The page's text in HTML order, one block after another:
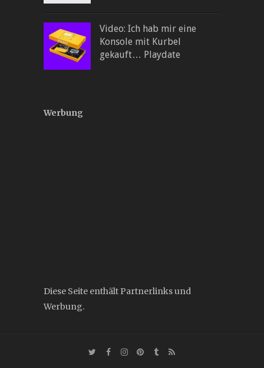
Video: Ich hab mir eine
Konsole mit Kurbel
gekauft… Playdate
Werbung
Diese Seite enthält Partnerlinks und
Werbung.